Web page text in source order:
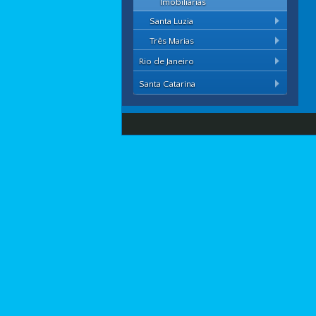
Santa Luzia
Três Marias
Rio de Janeiro
Santa Catarina